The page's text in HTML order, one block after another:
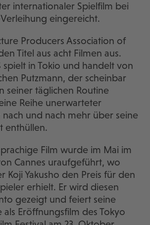
internationaler Spielfilm bei
eingereicht.
Producers Association of
Titel aus acht Filmen aus.
spielt in Tokio und handelt von
Putzmann, der scheinbar
seiner täglichen Routine
Reihe unerwarteter
und nach mehr über seine
enthüllen.
Film wurde im Mai im
Cannes uraufgeführt, wo
Koji Yakusho den Preis für den
erhielt. Er wird diesen
gezeigt und feiert seine
Eröffnungsfilm des Tokyo